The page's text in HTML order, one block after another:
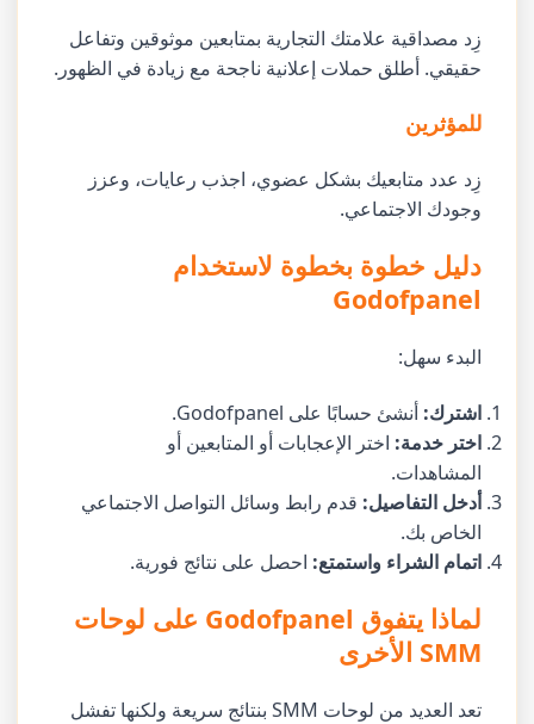
زِد مصداقية علامتك التجارية بمتابعين موثوقين وتفاعل
حقيقي. أطلق حملات إعلانية ناجحة مع زيادة في الظهور.
للمؤثرين
زِد عدد متابعيك بشكل عضوي، اجذب رعايات، وعزز
وجودك الاجتماعي.
دليل خطوة بخطوة لاستخدام
Godofpanel
البدء سهل:
اشترك: أنشئ حسابًا على Godofpanel.
اختر خدمة: اختر الإعجابات أو المتابعين أو
المشاهدات.
أدخل التفاصيل: قدم رابط وسائل التواصل الاجتماعي
الخاص بك.
اتمام الشراء واستمتع: احصل على نتائج فورية.
لماذا يتفوق Godofpanel على لوحات
SMM الأخرى
تعد العديد من لوحات SMM بنتائج سريعة ولكنها تفشل